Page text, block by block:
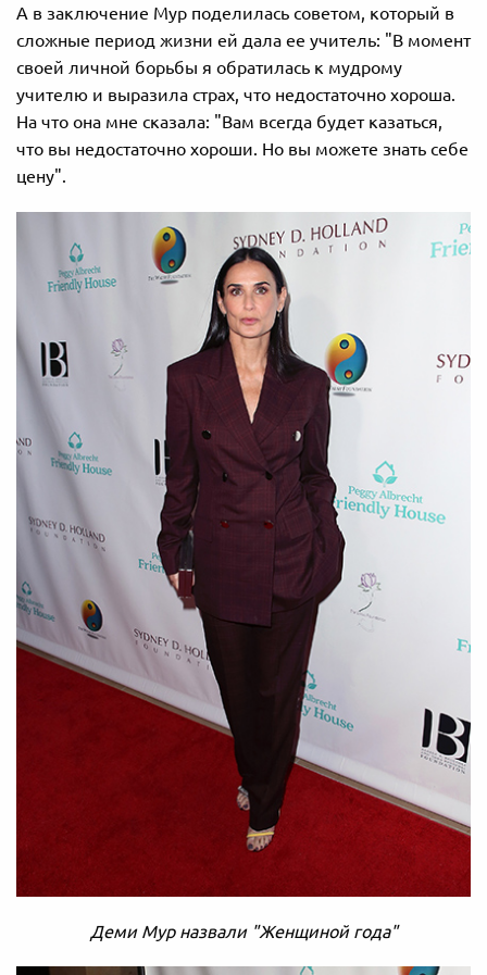
А в заключение Мур поделилась советом, который в
сложные период жизни ей дала ее учитель: "В момент
своей личной борьбы я обратилась к мудрому
учителю и выразила страх, что недостаточно хороша.
На что она мне сказала: "Вам всегда будет казаться,
что вы недостаточно хороши. Но вы можете знать себе
цену".
Деми Мур назвали "Женщиной года"